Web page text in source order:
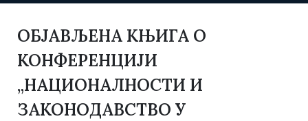
ОБЈАВЉЕНА КЊИГА О
КОНФЕРЕНЦИЈИ
„НАЦИОНАЛНОСТИ И
ЗАКОНОДАВСТВО У